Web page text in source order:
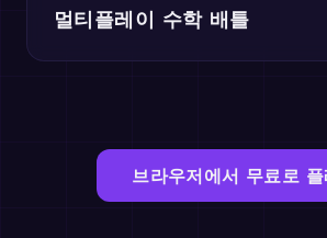
멀티플레이 수학 배틀
브라우저에서 무료로 플